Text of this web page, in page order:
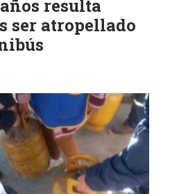
resulta
ser atropellado